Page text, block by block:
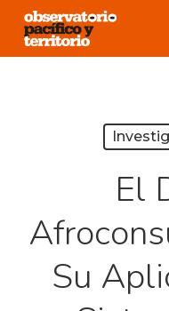
Skip
El
Su